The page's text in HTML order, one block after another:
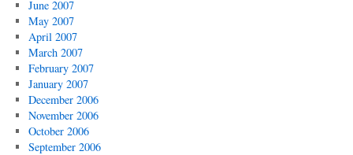
June 2007
May 2007
April 2007
March 2007
February 2007
January 2007
December 2006
November 2006
October 2006
September 2006